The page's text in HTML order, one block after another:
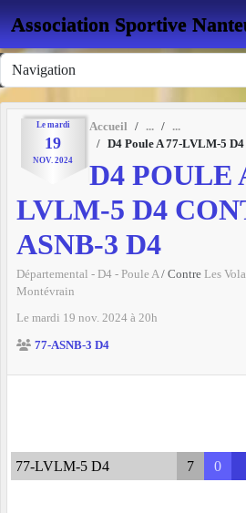
Association Sportive
Le mardi
19
NOV. 2024
Accueil
D4 Poule A 77-LVLM-5
D4 POULE
LVLM-5 D4
ASNB-3 D4
Départemental - D4 - Poule A / Contre Les
Montévrain
Le mardi 19 nov. 2024 à 20h
77-ASNB-3 D4
77-LVLM-5 D4 7 0